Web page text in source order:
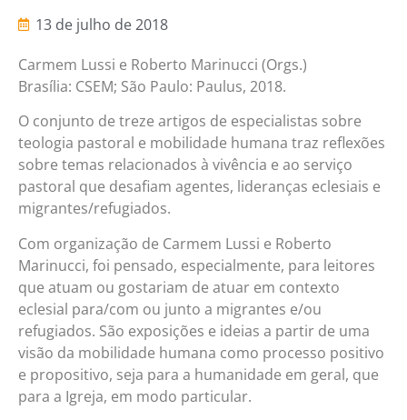
13 de julho de 2018
Carmem Lussi e Roberto Marinucci (Orgs.)
Brasília: CSEM; São Paulo: Paulus, 2018.
O conjunto de treze artigos de especialistas sobre
teologia pastoral e mobilidade humana traz reflexões
sobre temas relacionados à vivência e ao serviço
pastoral que desafiam agentes, lideranças eclesiais e
migrantes/refugiados.
Com organização de Carmem Lussi e Roberto
Marinucci, foi pensado, especialmente, para leitores
que atuam ou gostariam de atuar em contexto
eclesial para/com ou junto a migrantes e/ou
refugiados. São exposições e ideias a partir de uma
visão da mobilidade humana como processo positivo
e propositivo, seja para a humanidade em geral, que
para a Igreja, em modo particular.